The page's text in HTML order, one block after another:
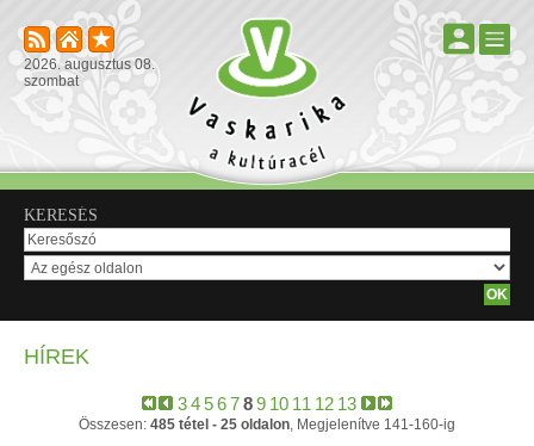
2026. augusztus 08.
szombat
KERESÉS
HÍREK
3456789 10 11 12 13
Összesen: 485 tétel - 25 oldalon, Megjelenítve 141-160-ig